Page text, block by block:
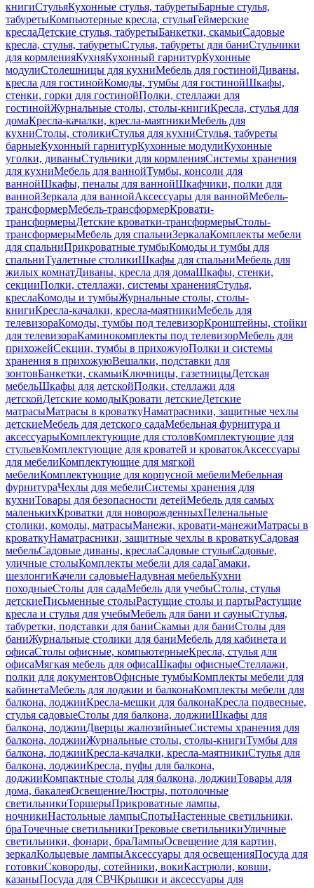
книгиСтульяКухонные стулья, табуретыБарные стулья,
табуретыКомпьютерные кресла, стульяГеймерские
креслаДетские стулья, табуретыБанкетки, скамьиСадовые
кресла, стулья, табуретыСтулья, табуреты для баниСтульчики
для кормленияКухняКухонный гарнитурКухонные
модулиСтолешницы для кухниМебель для гостинойДиваны,
кресла для гостинойКомоды, тумбы для гостинойШкафы,
стенки, горки для гостинойПолки, стеллажи для
гостинойЖурнальные столы, столы-книгиКресла, стулья для
домаКресла-качалки, кресла-маятникиМебель для
кухниСтолы, столикиСтулья для кухниСтулья, табуреты
барныеКухонный гарнитурКухонные модулиКухонные
уголки, диваныСтульчики для кормленияСистемы хранения
для кухниМебель для ваннойТумбы, консоли для
ваннойШкафы, пеналы для ваннойШкафчики, полки для
ваннойЗеркала для ваннойАксессуары для ваннойМебель-
трансформерМебель-трансформерКровати-
трансформерыДетские кроватки-трансформерыСтолы-
трансформерыМебель для спальниЗеркалаКомплекты мебели
для спальниПрикроватные тумбыКомоды и тумбы для
спальниТуалетные столикиШкафы для спальниМебель для
жилых комнатДиваны, кресла для домаШкафы, стенки,
секцииПолки, стеллажи, системы храненияСтулья,
креслаКомоды и тумбыЖурнальные столы, столы-
книгиКресла-качалки, кресла-маятникиМебель для
телевизораКомоды, тумбы под телевизорКронштейны, стойки
для телевизораКаминокомплекты под телевизорМебель для
прихожейСекции, тумбы в прихожуюПолки и системы
хранения в прихожуюВешалки, подставки для
зонтовБанкетки, скамьиКлючницы, газетницыДетская
мебельШкафы для детскойПолки, стеллажи для
детскойДетские комодыКровати детскиеДетские
матрасыМатрасы в кроваткуНаматрасники, защитные чехлы
детскиеМебель для детского садаМебельная фурнитура и
аксессуарыКомплектующие для столовКомплектующие для
стульевКомплектующие для кроватей и кроватокАксессуары
для мебелиКомплектующие для мягкой
мебелиКомплектующие для корпусной мебелиМебельная
фурнитураЧехлы для мебелиСистемы хранения для
кухниТовары для безопасности детейМебель для самых
маленькихКроватки для новорожденныхПеленальные
столики, комоды, матрасыМанежи, кровати-манежиМатрасы в
кроваткуНаматрасники, защитные чехлы в кроваткуСадовая
мебельСадовые диваны, креслаСадовые стульяСадовые,
уличные столыКомплекты мебели для садаГамаки,
шезлонгиКачели садовыеНадувная мебельКухни
походныеСтолы для садаМебель для учебыСтолы, стулья
детскиеПисьменные столыРастущие столы и партыРастущие
кресла и стулья для учебыМебель для бани и сауныСтулья,
табуретки, подставки для баниСкамьи для баниСтолы для
баниЖурнальные столики для баниМебель для кабинета и
офисаСтолы офисные, компьютерныеКресла, стулья для
офисаМягкая мебель для офисаШкафы офисныеСтеллажи,
полки для документовОфисные тумбыКомплекты мебели для
кабинетаМебель для лоджии и балконаКомплекты мебели для
балкона, лоджииКресла-мешки для балконаКресла подвесные,
стулья садовыеСтолы для балкона, лоджииШкафы для
балкона, лоджииДверцы жалюзийныеСистемы хранения для
балкона, лоджииЖурнальные столы, столы-книгиТумбы для
балкона, лоджииКресла-качалки, кресла-маятникиСтулья для
балкона, лоджииКресла, пуфы для балкона,
лоджииКомпактные столы для балкона, лоджииТовары для
дома, бакалеяОсвещениеЛюстры, потолочные
светильникиТоршерыПрикроватные лампы,
ночникиНастольные лампыСпотыНастенные светильники,
браТочечные светильникиТрековые светильникиУличные
светильники, фонари, браЛампыОсвещение для картин,
зеркалКольцевые лампыАксессуары для освещенияПосуда для
готовкиСковороды, сотейники, вокиКастрюли, ковши,
казаныПосуда для СВЧКрышки и аксессуары для